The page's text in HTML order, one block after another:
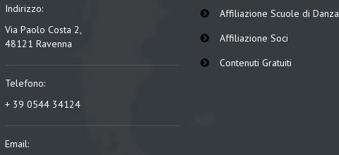
Indirizzo:
Via Paolo Costa 2,
48121 Ravenna
Telefono:
+ 39 0544 34124
Email:
Affiliazione Scuole di Danza
Affiliazione Soci
Contenuti Gratuiti